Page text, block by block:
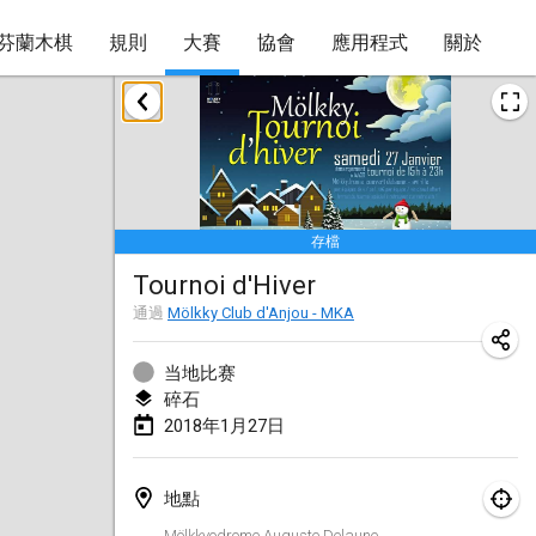
蘭木棋 規則 大賽 協會 應用程式 關於
存檔
Tournoi d'Hiver
通過 Mölkky Club d'Anjou - MKA
当地比赛
碎石
2018年1月27日
地點
2018年1月
Open des rois de Mölkky
2018年1月21日|法國
Individuel du Garo
2018年1月21日|
Tournoi d'Hiver
2018年1月27日